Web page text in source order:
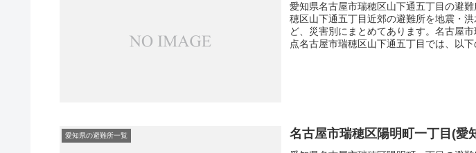
愛知県名古屋市瑞穂区山下通五丁目の避
穂区山下通五丁目近郊の避難所を地震・
ど、災害別にまとめてあります。名古屋
点名古屋市瑞穂区山下通五丁目では、以
愛知県の避難所一覧 名古屋市瑞穂区陽明町一丁目(愛